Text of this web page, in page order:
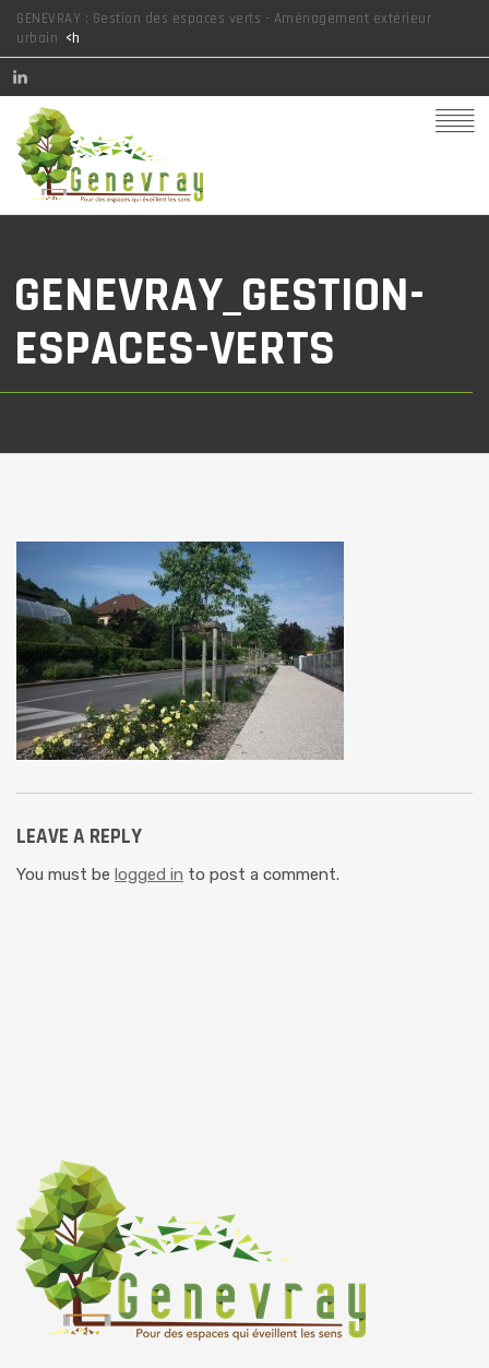
GENEVRAY : Gestion des espaces verts - Aménagement extérieur
urbain <h
GENEVRAY_GESTION-
ESPACES-VERTS
LEAVE A REPLY
You must be logged in to post a comment.